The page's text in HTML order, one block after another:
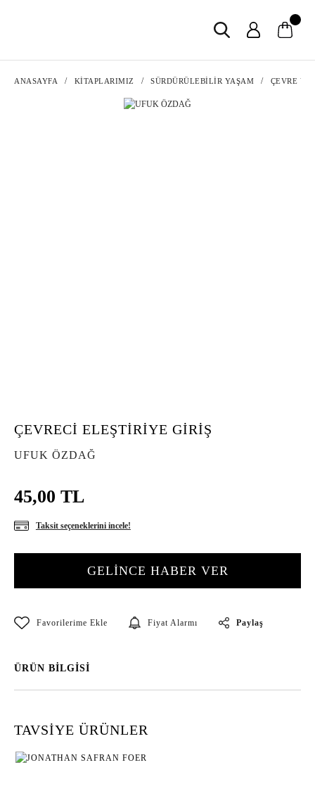
ANASAYFA KİTAPLARIMIZ SÜRDÜRÜLEBİLİR YAŞAM ÇEVRE VE
ÇEVRECİ ELEŞTİRİYE GİRİŞ
UFUK ÖZDAĞ
45,00 TL
Taksit seçeneklerini incele!
GELİNCE HABER VER
Fiyat Alarmı Paylaş
ÜRÜN BİLGİSİ
TAVSİYE ÜRÜNLER